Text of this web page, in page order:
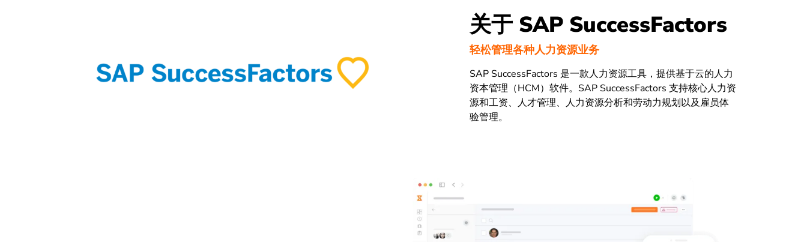
关于 SAP SuccessFactors
轻松管理各种人力资源业务
SAP SuccessFactors 是一款人力资源工具，提供基于云的人力
资本管理（HCM）软件。SAP SuccessFactors 支持核心人力资
源和工资、人才管理、人力资源分析和劳动力规划以及雇员体
验管理。